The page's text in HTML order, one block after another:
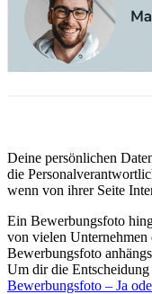
Deine persönlichen
die
wenn von ihrer Seite
Ein Bewerbungsfoto
von vielen
Bewerbungsfoto
Um dir die
Bewerbungsfoto – Ja